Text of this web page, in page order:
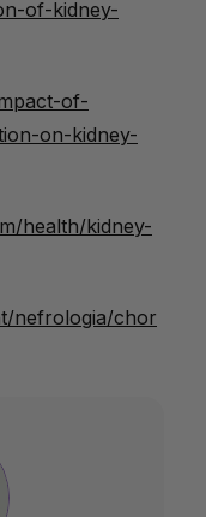
of-kidney-
of-
on-kidney-
health/kidney-
nefrologia/chor